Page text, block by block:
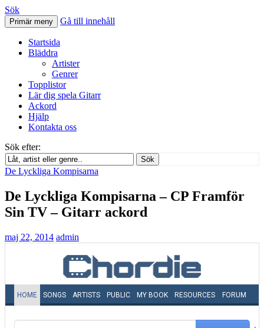
Svenskatabs.se
Sök
Primär meny Gå till innehåll
Startsida
Bläddra
Artister
Genrer
Topplistor
Lär dig spela Gitarr
Ackord
Hjälp
Kontakta oss
Sök efter:
Sök
De Lyckliga Kompisarna
De Lyckliga Kompisarna – CP Framför
Sin TV – Gitarr ackord
maj 22, 2014 admin